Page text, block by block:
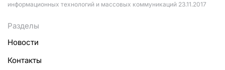
информационных технологий и массовых коммуникаций 23.11.2017
Разделы
Новости
Контакты